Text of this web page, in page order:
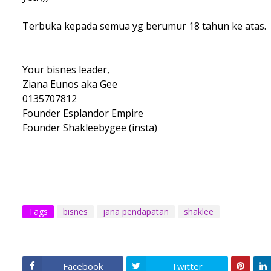
Terbuka kepada semua yg berumur 18 tahun ke atas.
Your bisnes leader,
Ziana Eunos aka Gee
0135707812
Founder Esplandor Empire
Founder Shakleebygee (insta)
Tags bisnes jana pendapatan shaklee
Facebook Twitter